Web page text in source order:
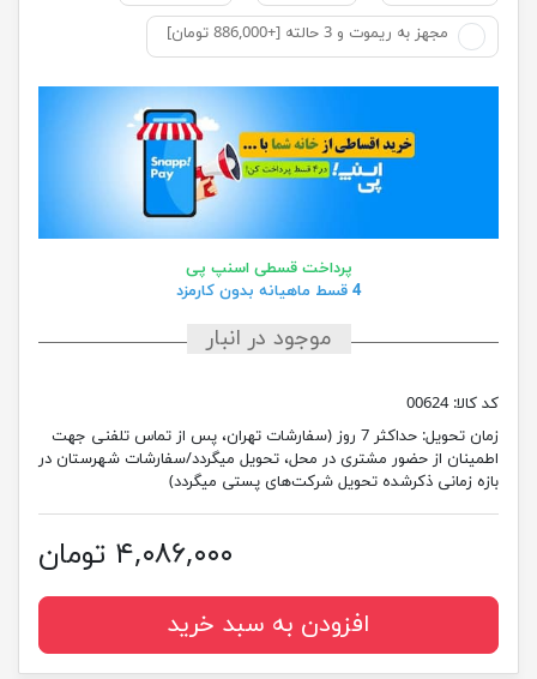
مجهز به ریموت و 3 حالته [+886,000 تومان]
پرداخت قسطی اسنپ پی
4 قسط ماهیانه بدون کارمزد
موجود در انبار
کد کالا: 00624
زمان تحویل:
حداکثر 7 روز (سفارشات تهران، پس از تماس تلفنی جهت
اطمینان از حضور مشتری در محل، تحویل میگردد/سفارشات شهرستان در
بازه زمانی ذکرشده تحویل شرکت‌های پستی میگردد)
۴,۰۸۶,۰۰۰ تومان
افزودن به سبد خرید